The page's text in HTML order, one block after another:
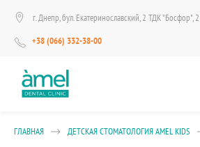
г. Днепр, бул. Екатеринославский, 2 ТДК "Босфор",
+38 (066) 332-38-00
ГЛАВНАЯ ДЕТСКАЯ СТОМАТОЛОГИЯ AMEL KIDS